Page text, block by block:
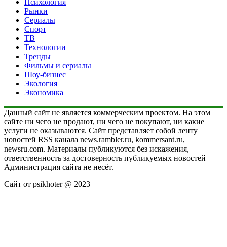
Рынки
Сериалы
Спорт
ТВ
Технологии
Тренды
Фильмы и сериалы
Шоу-бизнес
Экология
Экономика
Данный сайт не является коммерческим проектом. На этом
сайте ни чего не продают, ни чего не покупают, ни какие
услуги не оказываются. Сайт представляет собой ленту
новостей RSS канала news.rambler.ru, kommersant.ru,
newsru.com. Материалы публикуются без искажения,
ответственность за достоверность публикуемых новостей
Администрация сайта не несёт.
Сайт от psikhoter @ 2023